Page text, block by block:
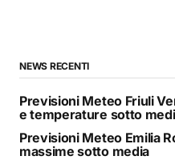
NEWS RECENTI
Previsioni Meteo Friuli
e temperature sotto
Previsioni Meteo Emilia
massime sotto media